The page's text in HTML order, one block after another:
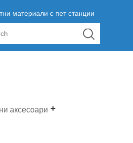
материали с пет станции
аксесоари